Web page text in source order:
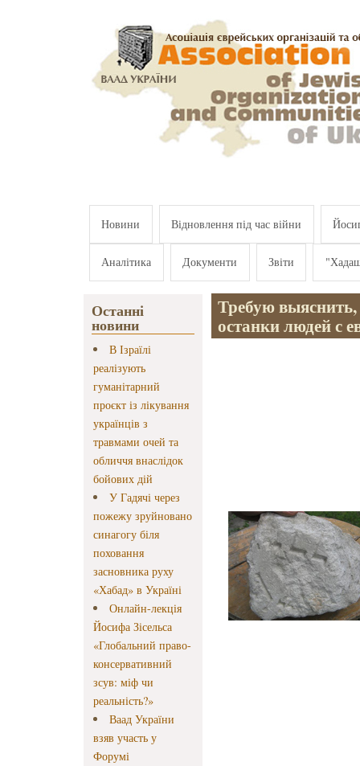
Новини Відновлення під час війни
Аналітика Документи Звіти
Останні
новини
В Ізраїлі
реалізують
гуманітарний
проєкт із лікування
українців з
травмами очей та
обличчя внаслідок
бойових дій
У Гадячі через
пожежу зруйновано
синагогу біля
поховання
засновника руху
«Хабад» в Україні
Онлайн-лекція
Йосифа Зісельса
«Глобальний право-
консервативний
зсув: міф чи
реальність?»
Ваад України
взяв участь у
Форумі
Требую
останки людей с